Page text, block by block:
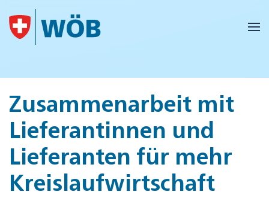
Skip to main content
Zusammenarbeit mit
Lieferantinnen und
Lieferanten für mehr
Kreislaufwirtschaft